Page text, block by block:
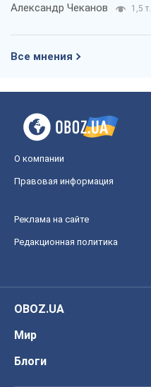
Александр Чеканов 1,5 т.
Все мнения
О компании
Правовая информация
Реклама на сайте
Редакционная политика
OBOZ.UA
Мир
Блоги